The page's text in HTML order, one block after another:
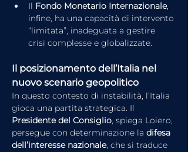
Il Fondo Monetario Internazionale,
infine, ha una capacità di intervento
“limitata”, inadeguata a gestire
crisi complesse e globalizzate.
Il posizionamento dell’Italia nel
nuovo scenario geopolitico
In questo contesto di instabilità, l’Italia
gioca una partita strategica. Il
Presidente del Consiglio , spiega Loiero,
persegue con determinazione la difesa
dell’interesse nazionale, che si traduce